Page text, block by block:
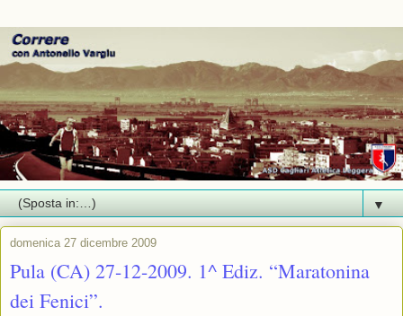
▼
domenica 27 dicembre 2009
Pula (CA) 27-12-2009. 1^ Ediz. “Maratonina
dei Fenici”.